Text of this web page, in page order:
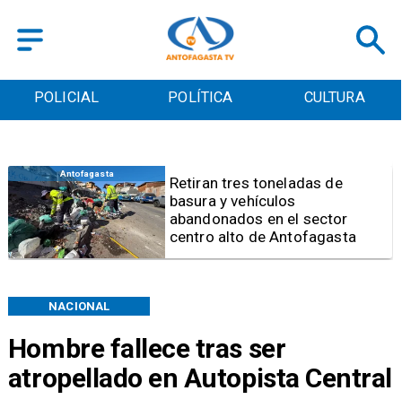
POLICIAL POLÍTICA CULTURA
Hombre fallece tras ser
atropellado en Autopista Central
NACIONAL
Salud
Bajo el estándar: Hospitales de
Antofagasta y Calama no
cumplen con indicadores de
gestión del Minsal